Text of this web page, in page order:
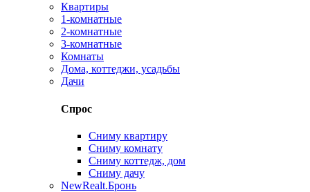
Квартиры
1-комнатные
2-комнатные
3-комнатные
Комнаты
Дома, коттеджи, усадьбы
Дачи
Спрос
Сниму квартиру
Сниму комнату
Сниму коттедж, дом
Сниму дачу
NewRealt.Бронь